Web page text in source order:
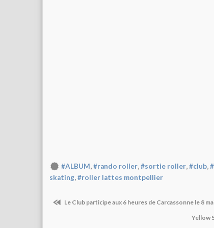
#ALBUM,#rando roller,#sortie roller,#club,
skating #roller lattes montpellier
Le Club participe aux 6 heures de Carcassonne le 8
Yellow